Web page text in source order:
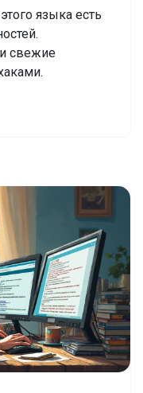
языка есть
свежие